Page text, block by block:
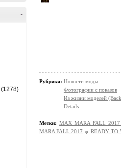
-
(1278)
Рубрики: Новости моды
Фотографии с показов
Из жизни моделей
Details
Метки: MAX MARA FALL 2017
MARA FALL 2017
READY-TO-